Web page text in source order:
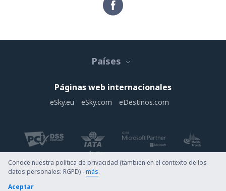
Países
Páginas web internacionales
eSky.eu eSky.com eDestinos.com
Copyright © eDestinos.com.co. Todos los derechos reservados.
Conoce nuestra política de privacidad (también en el contexto de los
datos personales: RGPD) -más.
Aceptar